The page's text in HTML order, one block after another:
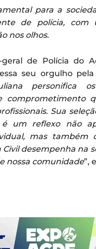
para a
de polícia, com
nos olhos.
geral de Polícia do
seu orgulho
personifica
comprometimento
Sua
é um reflexo não
mas também
Civil desempenha na
nossa comunidade”,